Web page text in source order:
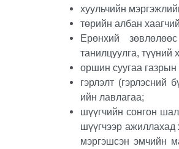
хуульчийн
төрийн албан
Ерөнхий
танилцуулга, түүний
оршин суугаа газрын
гэрлэлт (гэрлэсний
ийн лавлагаа;
шүүгчийн сонгон
шүүгчээр ажиллахад
мэргэшсэн эмчийн